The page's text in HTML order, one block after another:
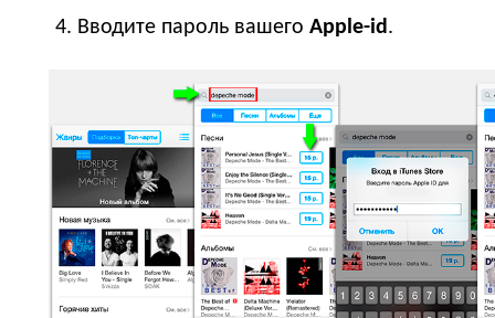
Вводите пароль вашего Apple-id.